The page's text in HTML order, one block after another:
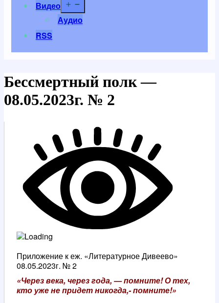
Видео
Аудио
RSS
Бессмертный полк —
08.05.2023г. № 2
Приложение к еж. «Литературное Дивеево»
08.05.2023г. № 2
«Через века, через года, — помните! О тех,
кто уже не придет никогда,- помните!»